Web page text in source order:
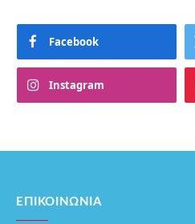
Facebook
Instagram
ΕΠΙΚΟΙΝΩΝΊΑ